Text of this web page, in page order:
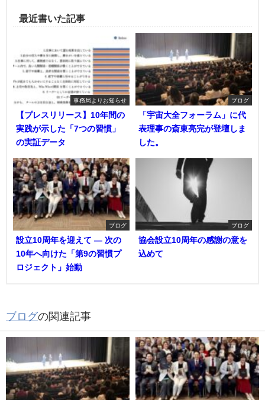
最近書いた記事
事務局よりお知らせ
【プレスリリース】10年間の
実践が示した「7つの習慣」
の実証データ
ブログ
「宇宙大全フォーラム」に代
表理事の斎東亮完が登壇しま
した。
ブログ
設立10周年を迎えて ― 次の
10年へ向けた「第9の習慣プ
ロジェクト」始動
ブログ
協会設立10周年の感謝の意を
込めて
ブログの関連記事